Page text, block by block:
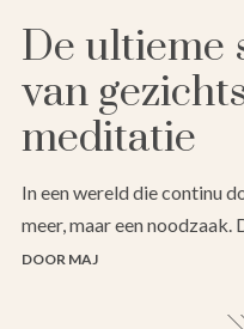
De ultieme
van
meditatie
In een wereld die continu
meer, maar een
DOOR MAJ